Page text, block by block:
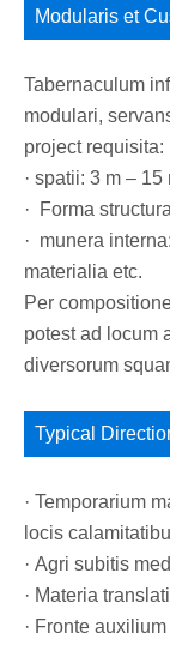
Modularis et
Tabernaculum
modulari,
project requisita:
· spatii: 3 m – 15
· Forma
· munera
materialia etc.
Per
potest ad locum
diversorum
Typical
· Temporarium
locis
· Agri subitis
· Materia
· Fronte